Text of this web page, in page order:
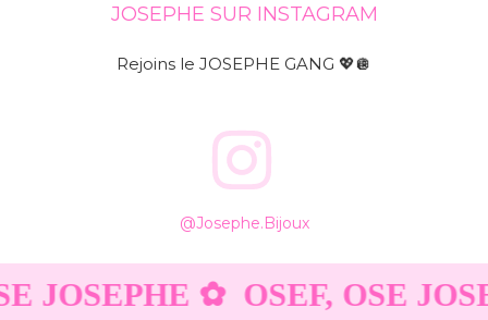
JOSEPHE SUR INSTAGRAM
Rejoins le JOSEPHE GANG 💖🪩
@josephe.bijoux
JOSEPHE ✿ OSEF, OSE